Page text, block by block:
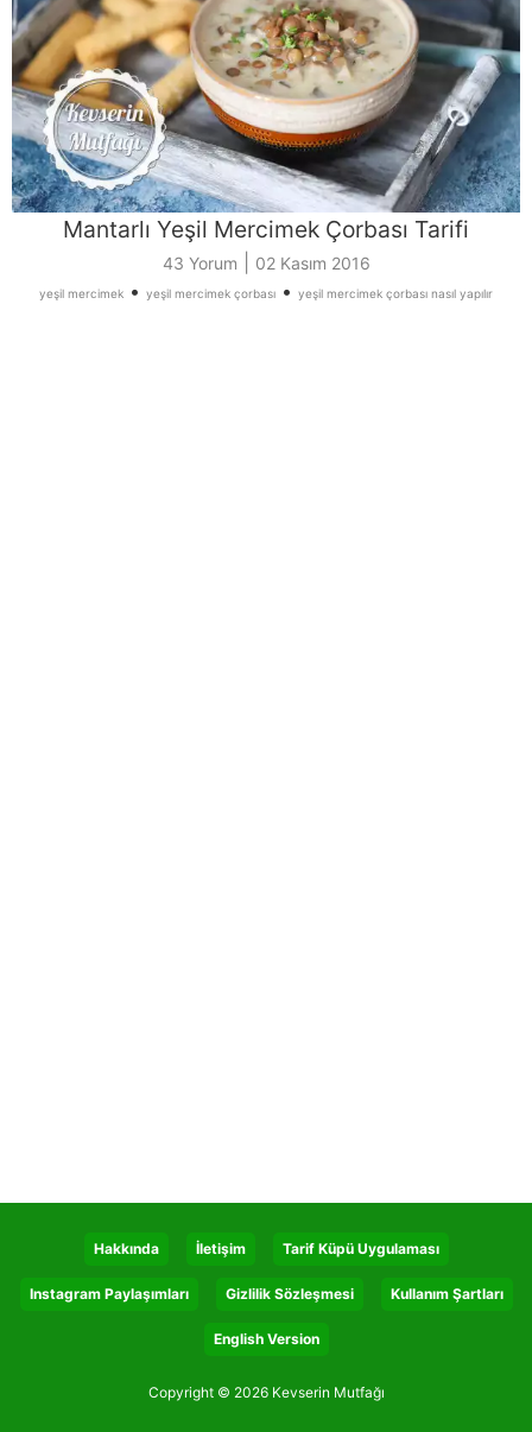
Mantarlı Yeşil Mercimek Çorbası Tarifi
43 Yorum 02 Kasım 2016
yeşil mercimek • yeşil mercimek çorbası • yeşil mercimek çorbası nasıl yapılır
Hakkında İletişim Tarif Küpü Uygulaması
Instagram Paylaşımları Gizlilik Sözleşmesi Kullanım Şartları
English Version
Copyright © 2026 Kevserin Mutfağı